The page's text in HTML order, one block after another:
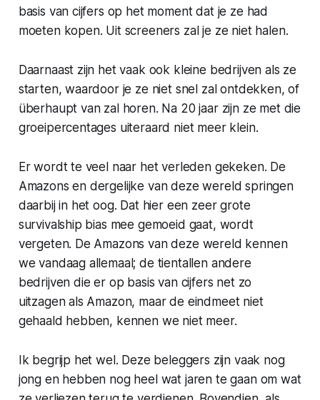
basis van cijfers op het moment dat je ze had
moeten kopen. Uit screeners zal je ze niet halen.
Daarnaast zijn het vaak ook kleine bedrijven als ze
starten, waardoor je ze niet snel zal ontdekken, of
überhaupt van zal horen. Na 20 jaar zijn ze met die
groeipercentages uiteraard niet meer klein.
Er wordt te veel naar het verleden gekeken. De
Amazons en dergelijke van deze wereld springen
daarbij in het oog. Dat hier een zeer grote
survivalship bias mee gemoeid gaat, wordt
vergeten. De Amazons van deze wereld kennen
we vandaag allemaal; de tientallen andere
bedrijven die er op basis van cijfers net zo
uitzagen als Amazon, maar de eindmeet niet
gehaald hebben, kennen we niet meer.
Ik begrijp het wel. Deze beleggers zijn vaak nog
jong en hebben nog heel wat jaren te gaan om wat